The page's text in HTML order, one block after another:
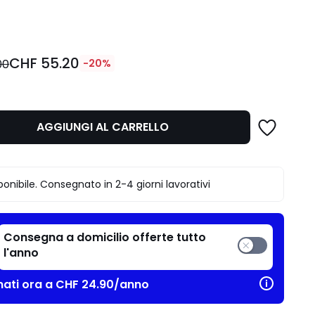
CHF 55.20 -20%
AGGIUNGI AL CARRELLO
Consegnato in 2-4 giorni lavorativi
Consegna a domicilio offerte tutto
l'anno
ora a CHF 24.90/anno